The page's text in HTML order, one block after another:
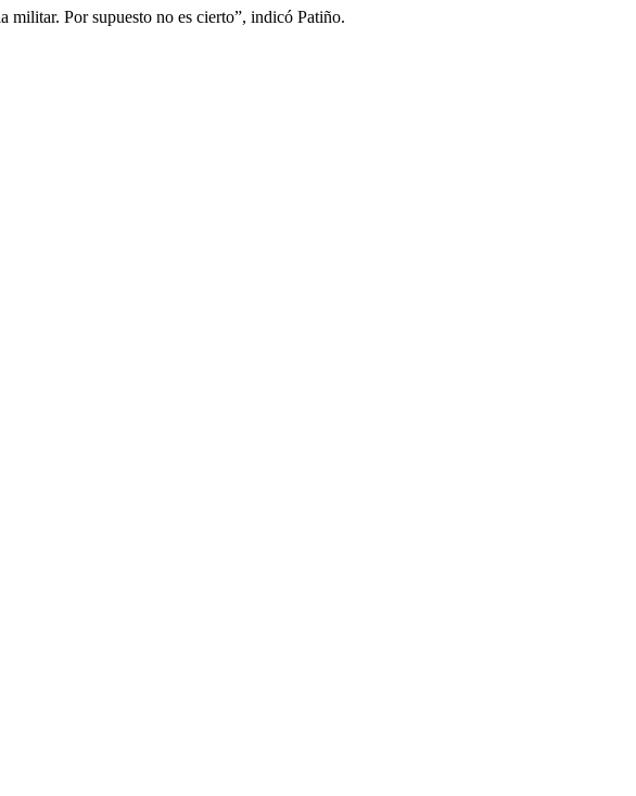
militar. Por supuesto no es cierto”, indicó Patiño.